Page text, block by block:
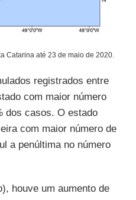
Catarina até 23 de maio de 2020.
registrados entre
com maior número
dos casos. O estado
com maior número de
a penúltima no número
houve um aumento de